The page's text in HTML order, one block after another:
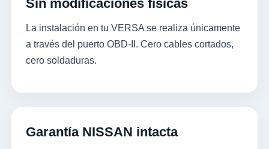
Sin modificaciones físicas
La instalación en tu VERSA se realiza únicamente
a través del puerto OBD-II. Cero cables cortados,
cero soldaduras.
Garantía NISSAN intacta